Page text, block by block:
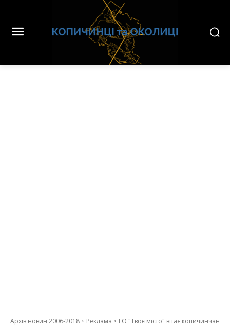
Архів новин 2006-2018 Реклама ГО "Твоє місто" вітає копичинчан